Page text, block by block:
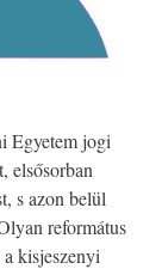
Egyetem jogi
elsősorban
s azon belül
református
kisjeszenyi